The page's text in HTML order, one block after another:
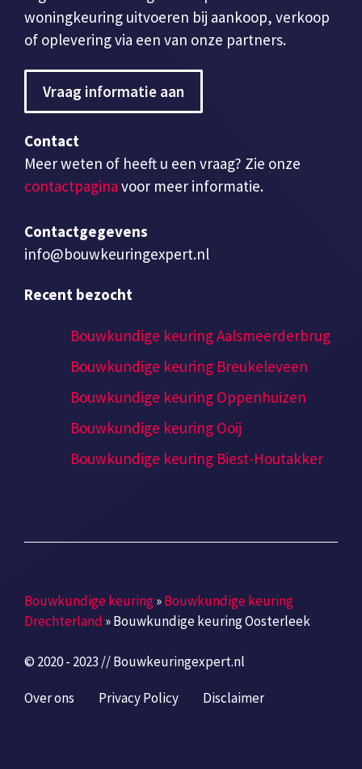
woningkeuring uitvoeren bij aankoop, verkoop
of oplevering via een van onze partners.
Vraag informatie aan
Contact
Meer weten of heeft u een vraag? Zie onze
contactpagina voor meer informatie.
Contactgegevens
info@bouwkeuringexpert.nl
Recent bezocht
Bouwkundige keuring Aalsmeerderbrug
Bouwkundige keuring Breukeleveen
Bouwkundige keuring Oppenhuizen
Bouwkundige keuring Ooij
Bouwkundige keuring Biest-Houtakker
Bouwkundige keuring»Bouwkundige keuring
Drechterland »Bouwkundige keuring Oosterleek
© 2020 - 2023 // Bouwkeuringexpert.nl
Over ons Privacy Policy Disclaimer